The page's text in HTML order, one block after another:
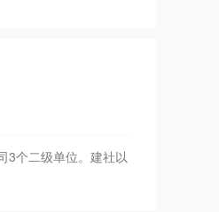
3个二级单位。建社以